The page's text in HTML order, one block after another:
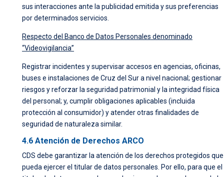
sus interacciones ante la publicidad emitida y sus preferencias
por determinados servicios.
Respecto del Banco de Datos Personales denominado
“Videovigilancia”
Registrar incidentes y supervisar accesos en agencias, oficinas,
buses e instalaciones de Cruz del Sur a nivel nacional; gestionar
riesgos y reforzar la seguridad patrimonial y la integridad física
del personal; y, cumplir obligaciones aplicables (incluida
protección al consumidor) y atender otras finalidades de
seguridad de naturaleza similar.
4.6 Atención de Derechos ARCO
CDS debe garantizar la atención de los derechos protegidos que
pueda ejercer el titular de datos personales. Por ello, para que el